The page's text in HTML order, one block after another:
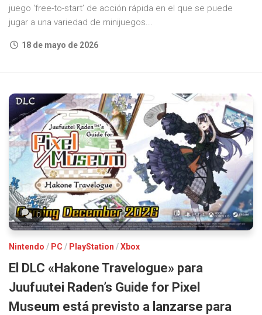
juego ‘free-to-start’ de acción rápida en el que se puede
jugar a una variedad de minijuegos...
18 de mayo de 2026
0
Nintendo / PC / PlayStation /Xbox
El DLC «Hakone Travelogue» para
Juufuutei Raden’s Guide for Pixel
Museum está previsto a lanzarse para